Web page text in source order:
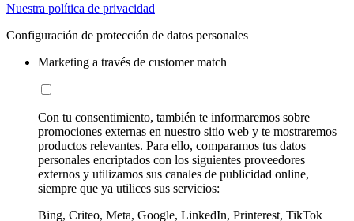
Nuestra política de privacidad
Configuración de protección de datos personales
Marketing a través de customer match
Con tu consentimiento, también te informaremos sobre
promociones externas en nuestro sitio web y te mostraremos
productos relevantes. Para ello, comparamos tus datos
personales encriptados con los siguientes proveedores
externos y utilizamos sus canales de publicidad online,
siempre que ya utilices sus servicios:
Bing, Criteo, Meta, Google, LinkedIn, Printerest, TikTok